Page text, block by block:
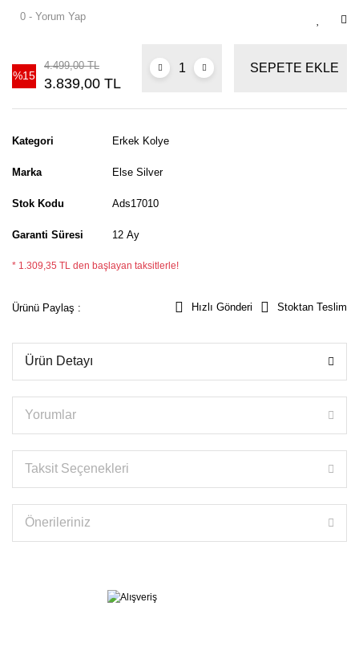
0 - Yorum Yap
%15
4.499,00 TL
3.839,00 TL
SEPETE EKLE
Kategori Erkek Kolye
Marka Else Silver
Stok Kodu Ads17010
Garanti Süresi 12 Ay
* 1.309,35 TL den başlayan taksitlerle!
Ürünü Paylaş : Hızlı Gönderi Stoktan Teslim
Ürün Detayı
Yorumlar
Taksit Seçenekleri
Önerileriniz